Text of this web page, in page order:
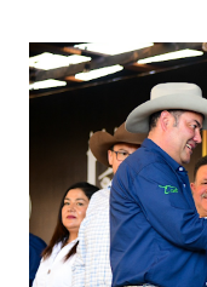
Corazón Urbano y el
informó que en este
metros cuadrados
Nieto, entre Jesús
lo que se aplicará
llevará este
Asunción, Avenida